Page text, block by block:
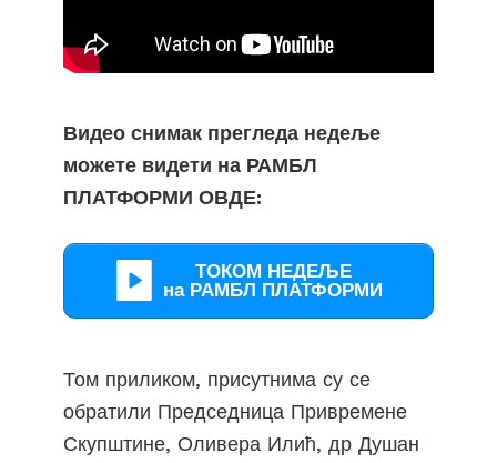
Видео снимак прегледа недеље
можете видети на РАМБЛ
ПЛАТФОРМИ ОВДЕ:
ТОКОМ НЕДЕЉЕ
на РАМБЛ ПЛАТФОРМИ
Том приликом, присутнима су се
обратили Председница Привремене
Скупштине, Оливера Илић, др Душан